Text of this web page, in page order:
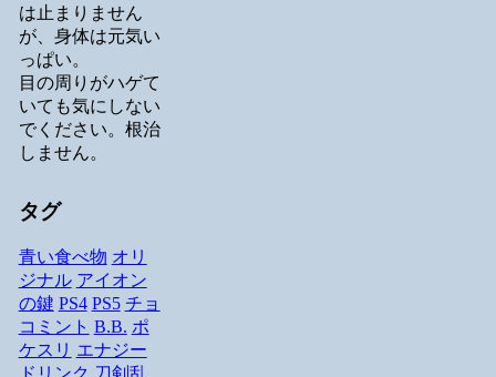
は止まりません
が、身体は元気い
っぱい。
目の周りがハゲて
いても気にしない
でください。根治
しません。
タグ
青い食べ物 オリ
ジナル アイオン
の鍵 PS4 PS5 チョ
コミント B.B. ポ
ケスリ エナジー